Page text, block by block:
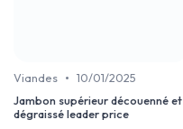
Viandes • 10/01/2025
Jambon supérieur découenné et
dégraissé leader price